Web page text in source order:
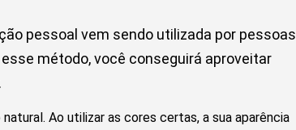
pessoal vem sendo utilizada por pessoas
método, você conseguirá aproveitar
Ao utilizar as cores certas, a sua aparência